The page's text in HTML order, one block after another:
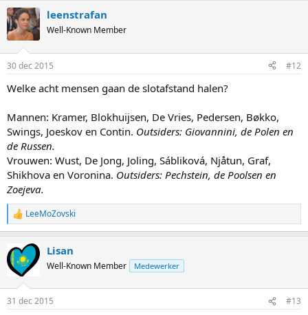
c
t
i
s
leenstrafan
Well-Known Member
30 dec 2015 #12
Welke acht mensen gaan de slotafstand halen?
Mannen: Kramer, Blokhuijsen, De Vries, Pedersen, Bøkko,
Swings, Joeskov en Contin. Outsiders: Giovannini, de Polen en
de Russen.
Vrouwen: Wust, De Jong, Joling, Sábliková, Njåtun, Graf,
Shikhova en Voronina. Outsiders: Pechstein, de Poolsen en
Zoejeva.
R
e
c
t
i
s
LeeMoZovski
Lisan
Well-Known Member Medewerker
31 dec 2015 #13